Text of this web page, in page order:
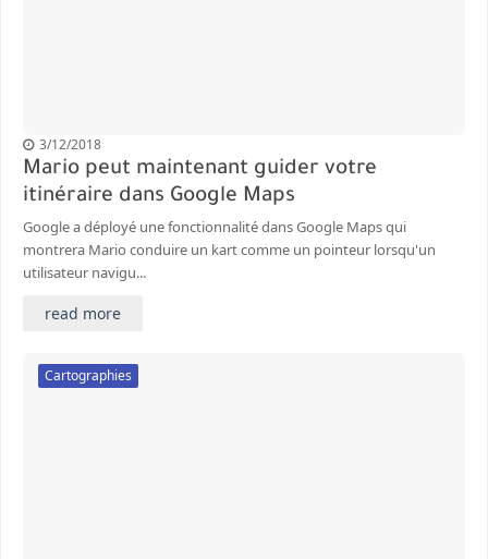
3/12/2018
Mario peut maintenant guider votre
itinéraire dans Google Maps
Google a déployé une fonctionnalité dans Google Maps qui
montrera Mario conduire un kart comme un pointeur lorsqu'un
utilisateur navigu...
read more
Cartographies